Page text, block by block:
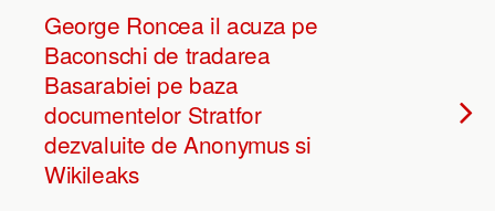
George Roncea il acuza pe
Baconschi de tradarea
Basarabiei pe baza
documentelor Stratfor
dezvaluite de Anonymus si
Wikileaks